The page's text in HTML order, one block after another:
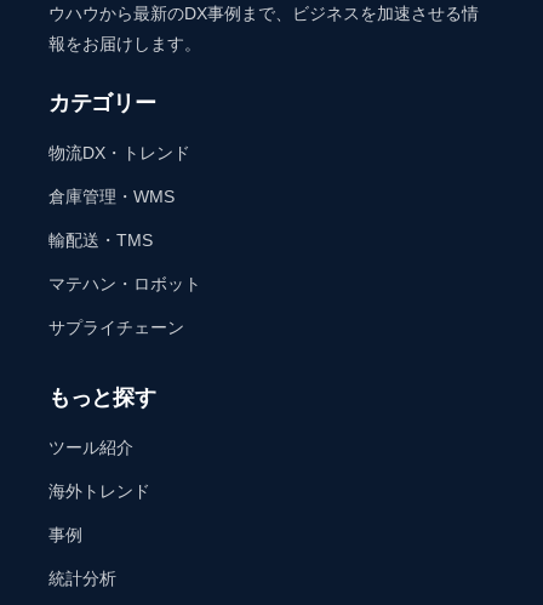
ウハウから最新のDX事例まで、ビジネスを加速させる情
報をお届けします。
カテゴリー
物流DX・トレンド
倉庫管理・WMS
輸配送・TMS
マテハン・ロボット
サプライチェーン
もっと探す
ツール紹介
海外トレンド
事例
統計分析